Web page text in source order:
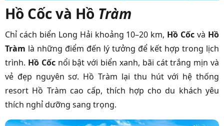
Hồ Cốc và Hồ Tràm
Chỉ cách biển Long Hải khoảng 10–20 km, Hồ Cốc và Hồ
Tràm là những điểm đến lý tưởng để kết hợp trong lịch
trình. Hồ Cốcnổi bật với biển xanh, bãi cát trắng mịn và
vẻ đẹp nguyên sơ. Hồ Tràm lại thu hút với hệ thống
resort Hồ Tràm cao cấp, thích hợp cho du khách yêu
thích nghỉ dưỡng sang trọng.